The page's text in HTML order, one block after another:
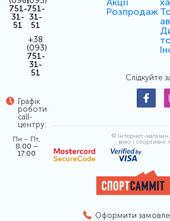
751-
31-
51
751-
31-
51
+38
(093)
751-
31-
51
Графік
роботи
call-
центру:
Пн – Пт,
8:00 –
17:00
Розпродаж
Слідкуйте
© Інтернет-
- вело і спортивні
Оформити